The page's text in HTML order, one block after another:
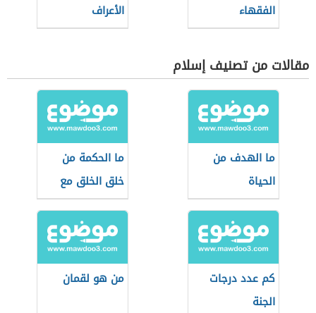
الفقهاء
الأعراف
مقالات من تصنيف إسلام
ما الهدف من
الحياة
ما الحكمة من
خلق الخلق مع
الدليل
كم عدد درجات
الجنة
من هو لقمان